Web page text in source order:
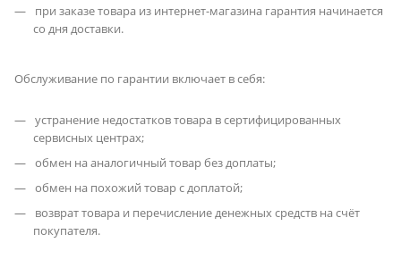
при заказе товара из интернет-магазина гарантия начинается
со дня доставки.
Обслуживание по гарантии включает в себя:
устранение недостатков товара в сертифицированных
сервисных центрах;
обмен на аналогичный товар без доплаты;
обмен на похожий товар с доплатой;
возврат товара и перечисление денежных средств на счёт
покупателя.